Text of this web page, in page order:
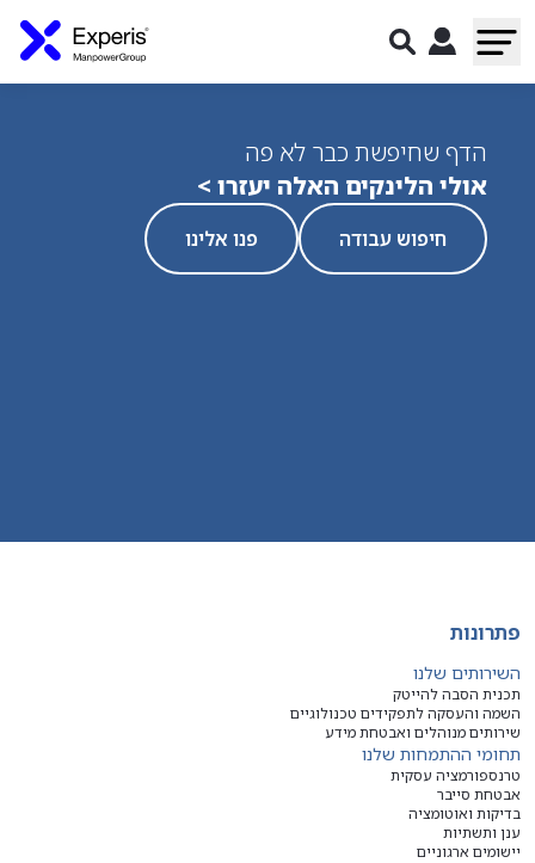
הדף שחיפשת כבר לא פה
אולי הלינקים האלה יעזרו >
חיפוש עבודה פנו אלינו
פתרונות
השירותים שלנו
תכנית הסבה להייטק
השמה והעסקה לתפקידים טכנולוגיים
שירותים מנוהלים ואבטחת מידע
תחומי ההתמחות שלנו
טרנספורמציה עסקית
אבטחת סייבר
בדיקות ואוטומציה
ענן ותשתיות
יישומים ארגוניים